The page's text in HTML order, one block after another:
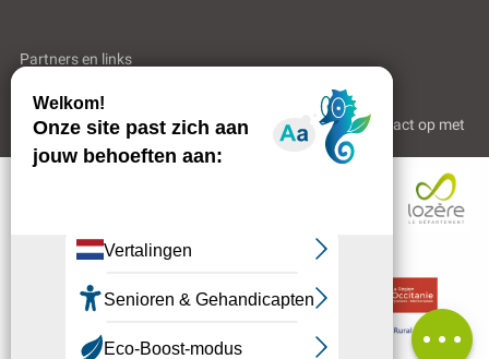
Diensten
Tarieven
per e-mail
Beoordelingen
Partners en links
Professioneel gebied Wie zijn wij? Neem contact op met